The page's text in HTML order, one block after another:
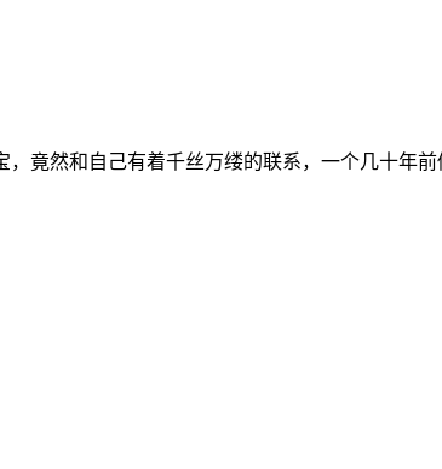
竟然和自己有着千丝万缕的联系，一个几十年